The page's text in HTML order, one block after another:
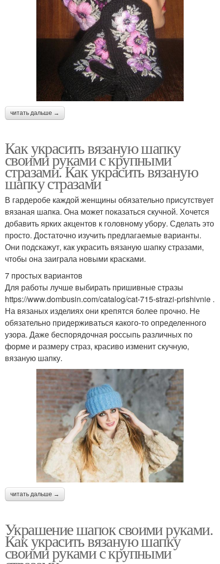
читать дальше →
Как украсить вязаную шапку
своими руками с крупными
стразами. Как украсить вязаную
шапку стразами
В гардеробе каждой женщины обязательно присутствует
вязаная шапка. Она может показаться скучной. Хочется
добавить ярких акцентов к головному убору. Сделать это
просто. Достаточно изучить предлагаемые варианты.
Они подскажут, как украсить вязаную шапку стразами,
чтобы она заиграла новыми красками.
7 простых вариантов
Для работы лучше выбирать пришивные стразы
https://www.dombusin.com/catalog/cat-715-strazi-prishivnie .
На вязаных изделиях они крепятся более прочно. Не
обязательно придерживаться какого-то определенного
узора. Даже беспорядочная россыпь различных по
форме и размеру страз, красиво изменит скучную,
вязаную шапку.
читать дальше →
Украшение шапок своими руками.
Как украсить вязаную шапку
своими руками с крупными